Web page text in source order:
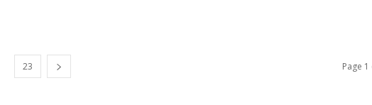
23 Page